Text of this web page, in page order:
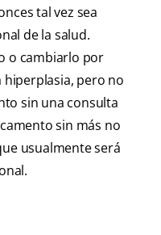
tal vez sea
de la salud.
o cambiarlo por
pero no
sin una consulta
sin más no
usualmente será